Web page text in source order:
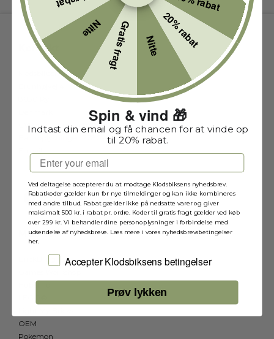
Kontakt
Klodsbiksen.dk
CVR-nummer : 37117110
7780-6809636
Sitemap
Mærker
BrickBling
Hubelino
OEM
Pokemon
20% rabat
Nitte
Gratis fragt
Nitte
Spin & vind 🎁
Indtast din email og få chancen for at vinde op
til 20% rabat.
Email
Ved deltagelse accepterer du at modtage Klodsbiksens nyhedsbrev.
Rabatkoder gælder kun for nye tilmeldinger og kan ikke kombineres
med andre tilbud. Rabat gælder ikke på nedsatte varer og giver
maksimalt 500 kr. i rabat pr. ordre. Koder til gratis fragt gælder ved køb
over 299 kr. Vi behandler dine personoplysninger i forbindelse med
udsendelse af nyhedsbreve. Læs mere i vores nyhedsbrevsbetingelser
her.
Jeg accepterer Klodsbiksens betingelser
Accepter Klodsbiksens betingelser
Prøv lykken